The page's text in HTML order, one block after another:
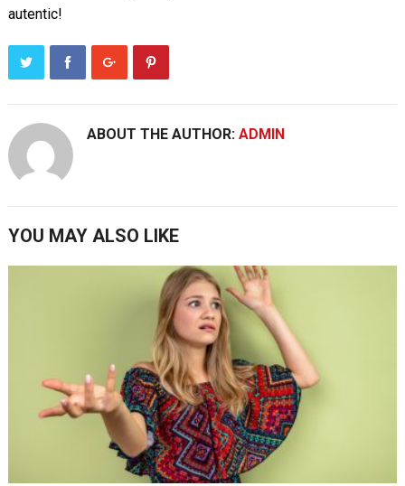
autentic!
ABOUT THE AUTHOR: ADMIN
YOU MAY ALSO LIKE